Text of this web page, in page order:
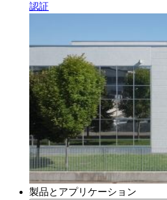
認証
製品とアプリケーション